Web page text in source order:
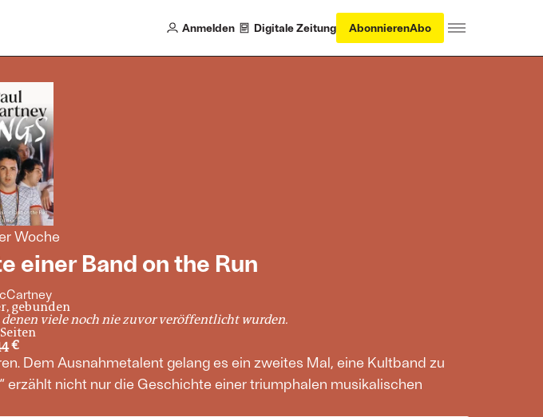
Anmelden Digitale Zeitung AbonnierenAbo
Woche
einer Band on the Run
gebunden
viele noch nie zuvor veröffentlicht wurden.
€
Dem Ausnahmetalent gelang es ein zweites Mal, eine Kultband zu
erzählt nicht nur die Geschichte einer triumphalen musikalischen